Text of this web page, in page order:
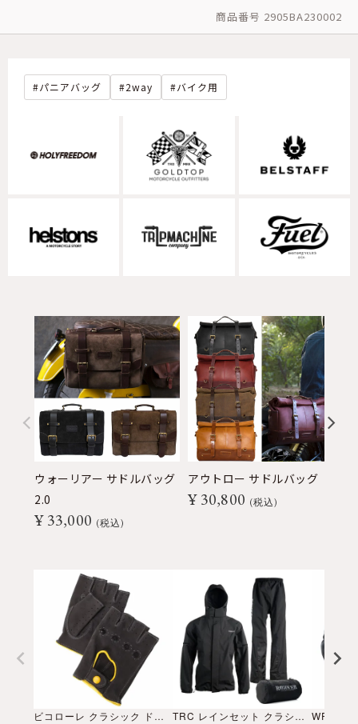
商品番号 2905BA230002
パニアバッグ 2way バイク用
ウォーリアー サドルバッグ
2.0
¥ 33,000 税込
アウトロー サドルバッグ
¥ 30,800 税込
ビコローレ クラシック ドライビンググローブ TRC レインセット クラシック